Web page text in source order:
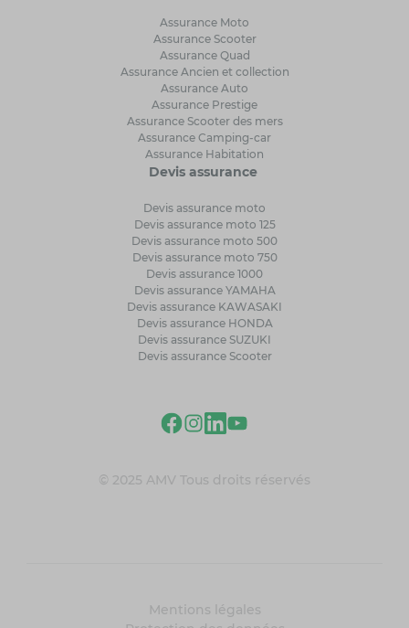
Assurance Moto
Assurance Scooter
Assurance Quad
Assurance Ancien et collection
Assurance Auto
Assurance Prestige
Assurance Scooter des mers
Assurance Camping-car
Assurance Habitation
Devis assurance
Devis assurance moto
Devis assurance moto 125
Devis assurance moto 500
Devis assurance moto 750
Devis assurance 1000
Devis assurance YAMAHA
Devis assurance KAWASAKI
Devis assurance HONDA
Devis assurance SUZUKI
Devis assurance Scooter
© 2025 AMV Tous droits réservés
Mentions légales